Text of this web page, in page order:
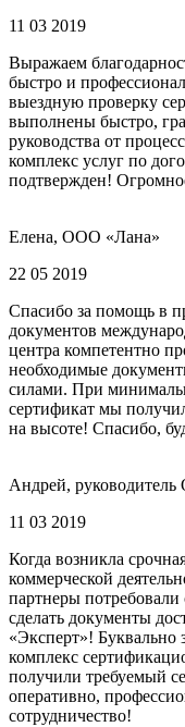
11 03 2019
Выражаем
быстро и
выездную проверку
выполнены быстро,
руководства от
комплекс услуг по
подтвержден!
Елена, ООО «Лана»
22 05 2019
Спасибо за помощь в
документов
центра компетентно
необходимые
силами. При
сертификат мы
на высоте! Спасибо,
Андрей,
11 03 2019
Когда возникла
коммерческой
партнеры
сделать документы
«Эксперт»!
комплекс
получили требуемый
оперативно,
сотрудничество!